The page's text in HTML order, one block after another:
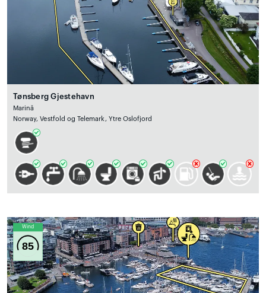
Tønsberg Gjestehavn
Marină
Norway, Vestfold og Telemark, Ytre Oslofjord
Wind
85